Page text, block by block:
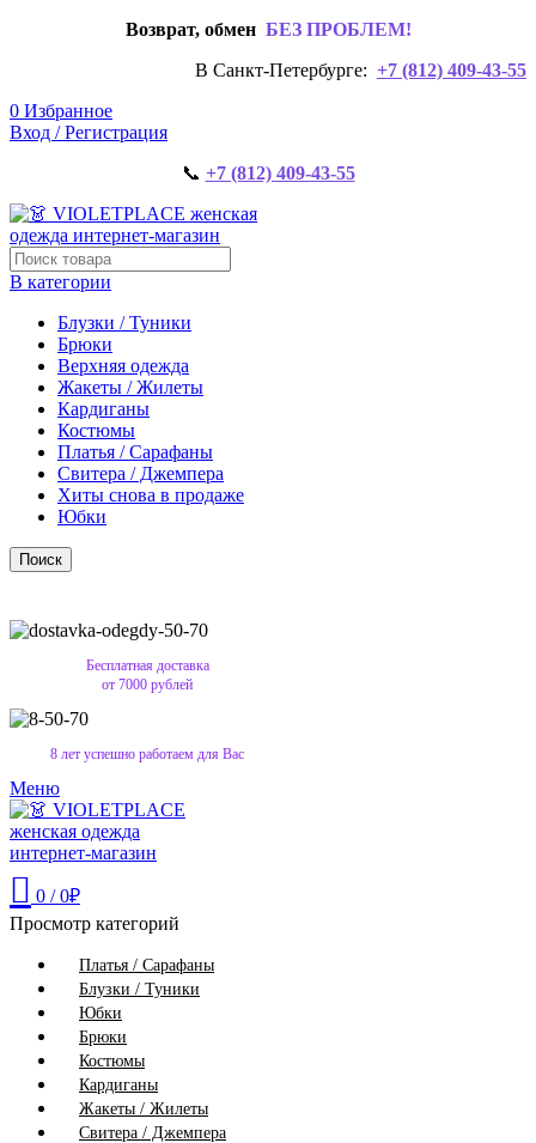
Возврат, обмен БЕЗ ПРОБЛЕМ!
В Санкт-Петербурге: +7 (812) 409-43-55
0 Избранное
Вход / Регистрация
📞 +7 (812) 409-43-55
В категории
Блузки / Туники
Брюки
Верхняя одежда
Жакеты / Жилеты
Кардиганы
Костюмы
Платья / Сарафаны
Свитера / Джемпера
Хиты снова в продаже
Юбки
Поиск
Бесплатная доставка
от 7000 рублей
8 лет успешно работаем для Вас
Меню
0 / 0₽
Просмотр категорий
Платья / Сарафаны
Блузки / Туники
Юбки
Брюки
Костюмы
Кардиганы
Жакеты / Жилеты
Свитера / Джемпера